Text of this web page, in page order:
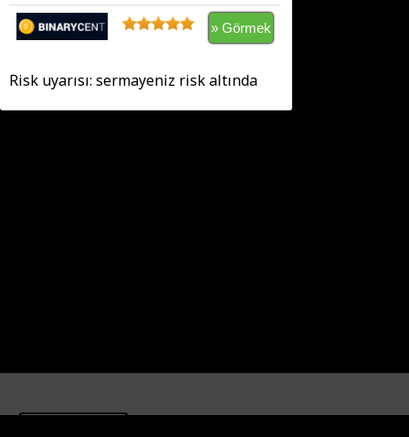
» Görmek
Risk uyarısı: sermayeniz risk altında